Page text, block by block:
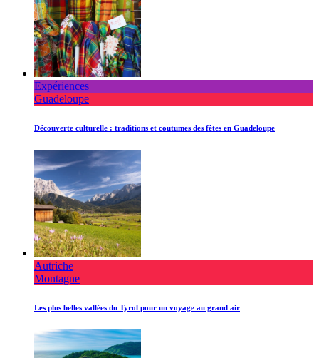
Expériences
Guadeloupe
Découverte culturelle : traditions et coutumes des fêtes en Guadeloupe
Autriche
Montagne
Les plus belles vallées du Tyrol pour un voyage au grand air